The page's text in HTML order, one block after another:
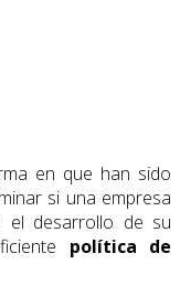
en que han sido
si una empresa
desarrollo de su
política de